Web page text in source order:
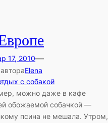
17, 2010—
Elena
с собакой
можно даже в кафе
обожаемой собачкой —
псина не мешала. Утром,